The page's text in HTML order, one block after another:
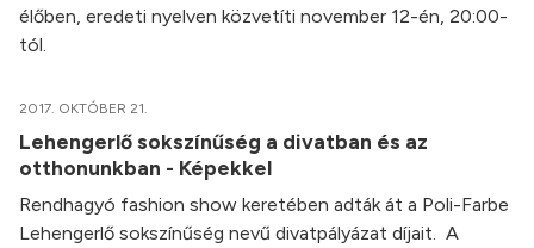
élőben, eredeti nyelven közvetíti november 12-én, 20:00-
tól.
2017. OKTÓBER 21.
Lehengerlő sokszínűség a divatban és az
otthonunkban - Képekkel
Rendhagyó fashion show keretében adták át a Poli-Farbe
Lehengerlő sokszínűség nevű divatpályázat díjait. A